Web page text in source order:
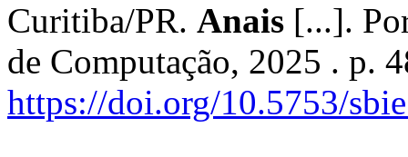
Curitiba/PR. Anais [...].
de Computação, 2025 . p.
https://doi.org/10.5753/